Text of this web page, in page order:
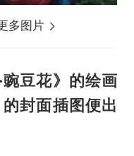
多图片
豆花》的绘画
封面插图便出